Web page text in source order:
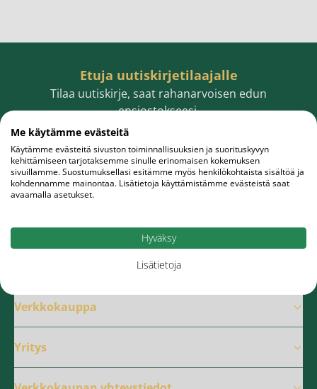
Etuja uutiskirjetilaajalle
Tilaa uutiskirje, saat rahanarvoisen edun
ensiostokseesi.
Sähköpostiosoite
Tilaa
Verkkokauppa
Yritys
Me käytämme evästeitä
Käytämme evästeitä sivuston toiminnallisuuksien ja suorituskyvyn
kehittämiseen tarjotaksemme sinulle erinomaisen kokemuksen
sivuillamme. Suostumuksellasi esitämme myös henkilökohtaista sisältöä ja
kohdennamme mainontaa. Lisätietoja käyttämistämme evästeistä saat
avaamalla asetukset.
Hyväksy
Lisätietoja